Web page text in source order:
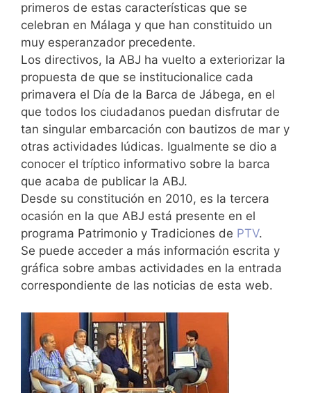
primeros de estas características que se
celebran en Málaga y que han constituido un
muy esperanzador precedente.
Los directivos, la ABJ ha vuelto a exteriorizar la
propuesta de que se institucionalice cada
primavera el Día de la Barca de Jábega, en el
que todos los ciudadanos puedan disfrutar de
tan singular embarcación con bautizos de mar y
otras actividades lúdicas. Igualmente se dio a
conocer el tríptico informativo sobre la barca
que acaba de publicar la ABJ.
Desde su constitución en 2010, es la tercera
ocasión en la que ABJ está presente en el
programa Patrimonio y Tradiciones de PTV.
Se puede acceder a más información escrita y
gráfica sobre ambas actividades en la entrada
correspondiente de las noticias de esta web.